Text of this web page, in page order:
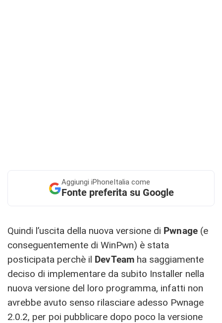
Aggiungi iPhoneItalia come
Fonte preferita su Google
Quindi l’uscita della nuova versione di Pwnage (e
conseguentemente di WinPwn) è stata
posticipata perchè il DevTeam ha saggiamente
deciso di implementare da subito Installer nella
nuova versione del loro programma, infatti non
avrebbe avuto senso rilasciare adesso Pwnage
2.0.2, per poi pubblicare dopo poco la versione